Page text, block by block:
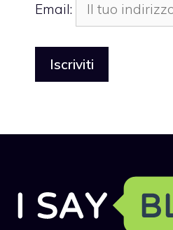
Email: